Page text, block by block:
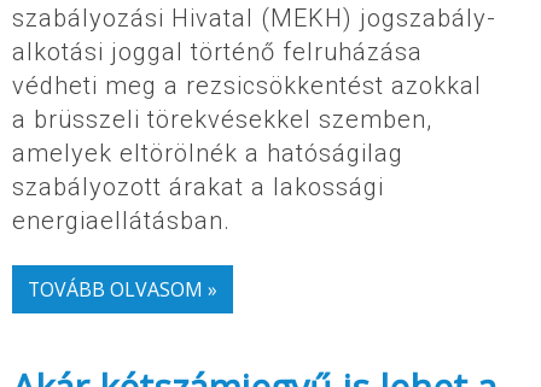
szabályozási Hivatal (MEKH) jogszabály-
alkotási joggal történő felruházása
védheti meg a rezsicsökkentést azokkal
a brüsszeli törekvésekkel szemben,
amelyek eltörölnék a hatóságilag
szabályozott árakat a lakossági
energiaellátásban.
TOVÁBB OLVASOM »